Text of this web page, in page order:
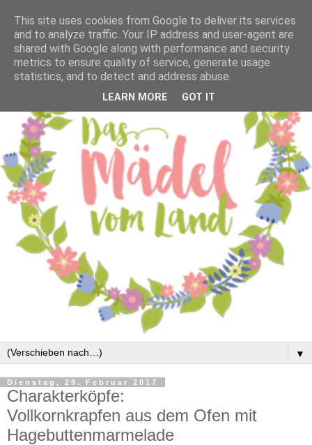
▼
Dienstag, 28. Februar 2017
Charakterköpfe:
Vollkornkrapfen aus dem Ofen mit
Hagebuttenmarmelade
This site uses cookies from Google to deliver its services
and to analyze traffic. Your IP address and user-agent are
shared with Google along with performance and security
metrics to ensure quality of service, generate usage
statistics, and to detect and address abuse.
LEARN MORE GOT IT